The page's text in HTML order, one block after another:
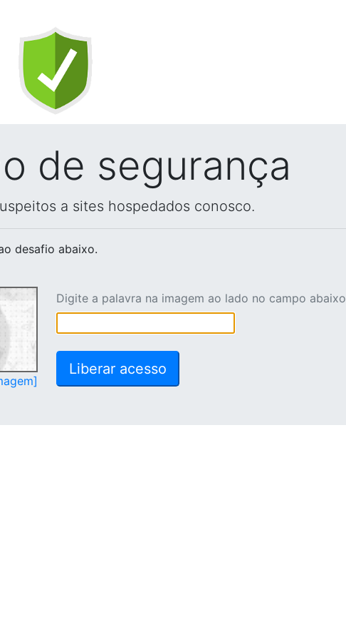
de segurança
a sites hospedados conosco.
desafio abaixo.
Digite a palavra na imagem ao lado no campo abaixo